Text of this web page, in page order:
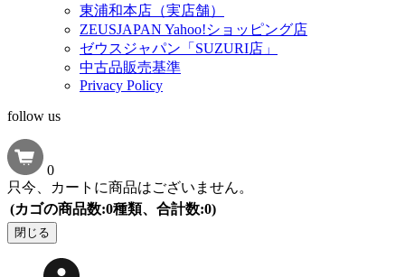
東浦和本店（実店舗）
ZEUSJAPAN Yahoo!ショッピング店
ゼウスジャパン「SUZURI店」
中古品販売基準
Privacy Policy
follow us
0
只今、カートに商品はございません。
(カゴの商品数:0種類、合計数:0)
閉じる